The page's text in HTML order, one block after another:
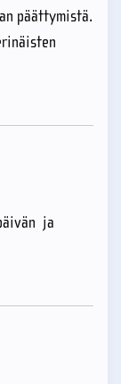
päättymistä.
ja